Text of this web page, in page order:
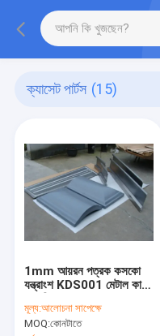
ক্যাসেট পার্টস (15)
1mm আয়রন পত্রক কসকো
যন্ত্রাংশ KDS001 মেটাল কাটস
মূল্য:আলোচনা সাপেক্ষে
MOQ:কোনটাতে